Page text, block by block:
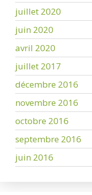
juillet 2020
juin 2020
avril 2020
juillet 2017
décembre 2016
novembre 2016
octobre 2016
septembre 2016
juin 2016